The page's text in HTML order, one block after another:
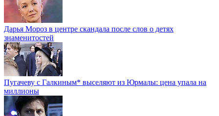
Дарья Мороз в центре скандала после слов о детях
знаменитостей
Пугачеву с Галкиным* выселяют из Юрмалы: цена упала на
миллионы